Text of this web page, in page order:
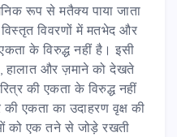
रूप से मतैक्य पाया जाता
विवरणों में मतभेद और
के विरुद्ध नहीं है। इसी
हालात और ज़माने को देखते
की एकता के विरुद्ध नहीं
एकता का उदाहरण वृक्ष की
को एक तने से जोड़े रखती